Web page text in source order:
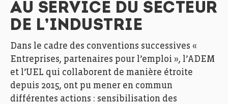
AU SERVICE DU SECTEUR
DE L’INDUSTRIE
Dans le cadre des conventions successives «
Entreprises, partenaires pour l’emploi », l’ADEM
et l’UEL qui collaborent de manière étroite
depuis 2015, ont pu mener en commun
différentes actions : sensibilisation des